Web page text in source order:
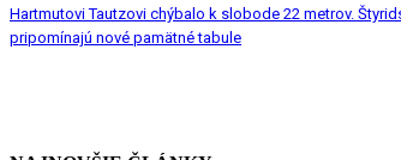
Hartmutovi Tautzovi chýbalo k slobode 22 metrov.
pripomínajú nové pamätné tabule